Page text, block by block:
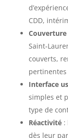
CDD,
couverts,
pertinentes
Interface
simples et
type de
Réactivité:
dès leur